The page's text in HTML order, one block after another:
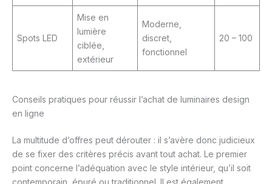
Spots LED
Mise en
lumière
ciblée,
extérieur
Moderne,
discret,
fonctionnel
20 – 100
Conseils pratiques pour réussir l’achat de luminaires design
en ligne
La multitude d’offres peut dérouter : il s’avère donc judicieux
de se fixer des critères précis avant tout achat. Le premier
point concerne l’adéquation avec le style intérieur, qu’il soit
contemporain, épuré ou traditionnel. Il est également